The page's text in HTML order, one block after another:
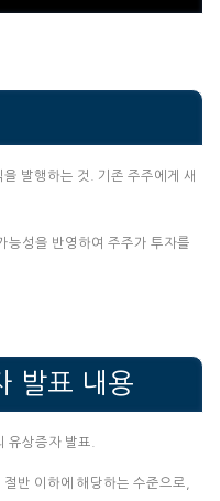
발행하는 것. 기존 주주에게 새
능성을 반영하여 주주가 투자를
발표 내용
유상증자 발표.
반 이하에 해당하는 수준으로,